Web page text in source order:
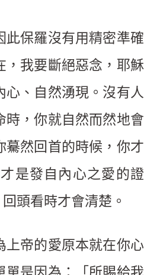
此保羅沒有用精密準確
，我要斷絕惡念，耶穌
、自然湧現。沒有人
時，你就自然而然地會
然回首的時候，你才
是發自內心之愛的證
頭看時才會清楚。
上帝的愛原本就在你心
是因為：「所賜給我